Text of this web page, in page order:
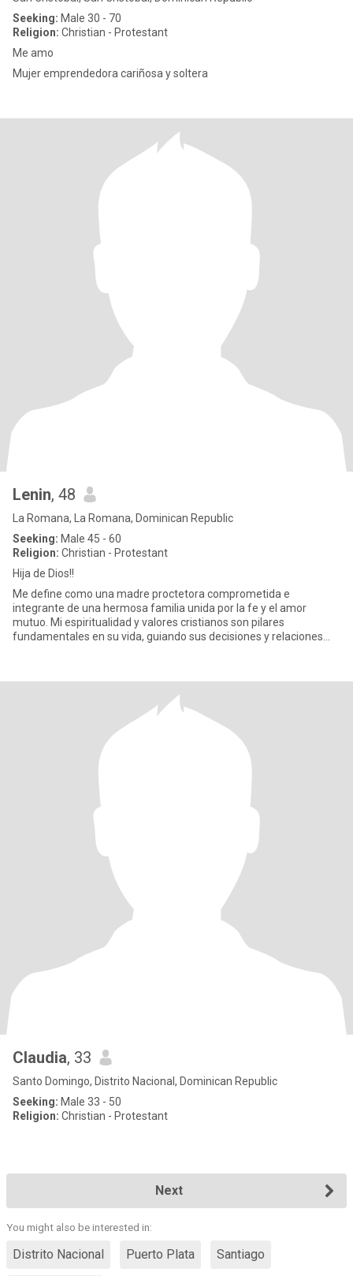
Seeking: Male 30 - 70
Religion: Christian - Protestant
Me amo
Mujer emprendedora cariñosa y soltera
Lenin, 48
La Romana, La Romana, Dominican Republic
Seeking: Male 45 - 60
Religion: Christian - Protestant
Hija de Dios!!
Me define como una madre proctetora comprometida e
integrante de una hermosa familia unida por la fe y el amor
mutuo. Mi espiritualidad y valores cristianos son pilares
fundamentales en su vida, guiando sus decisiones y relaciones
Claudia, 33
Santo Domingo, Distrito Nacional, Dominican Republic
Seeking: Male 33 - 50
Religion: Christian - Protestant
Next
You might also be interested in:
Distrito Nacional Puerto Plata Santiago